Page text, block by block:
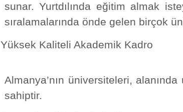
sunar. Yurtdılında eğitim almak
sıralamalarında önde gelen birçok
Yüksek Kaliteli Akademik Kadro
Almanya’nın üniversiteleri,
sahiptir.